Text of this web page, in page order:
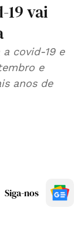
19 vai
covid-19 e
e
anos de
Siga-nos